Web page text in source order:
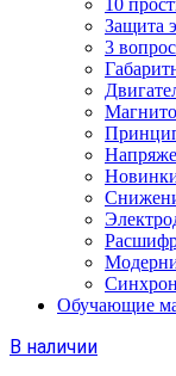
10
Защита
3
Обучающие
В наличии